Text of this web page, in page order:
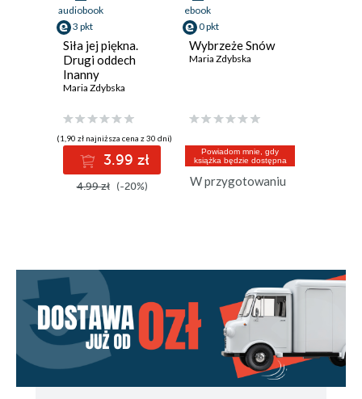
audiobook
3 pkt
Siła jej piękna.
Drugi oddech
Inanny
Maria Zdybska
(1,90 zł najniższa cena z 30 dni)
3.99 zł
4.99 zł (-20%)
ebook
0 pkt
Wybrzeże Snów
Maria Zdybska
Powiadom mnie, gdy
książka będzie dostępna
W przygotowaniu